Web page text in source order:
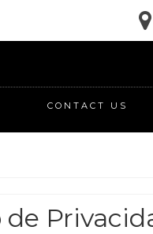
CONTACT US
de